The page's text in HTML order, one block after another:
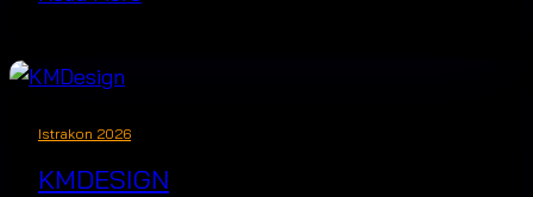
Istrakon 2026
KMDESIGN